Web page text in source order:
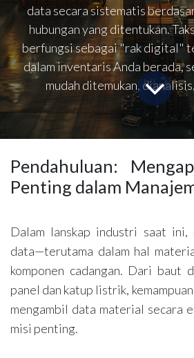
data secara sistematis
hubungan yang ditentukan.
berfungsi sebagai "rak digital"
dalam inventaris Anda berada,
mudah ditemukan,
Pendahuluan:
Penting dalam
Dalam lanskap industri saat ini,
data—terutama dalam hal
komponen cadangan. Dari baut
panel dan katup listrik,
mengambil data material secara
misi penting.